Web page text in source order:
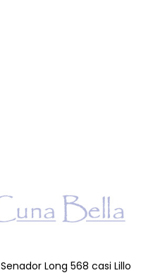
Senador Long 568 casi Lillo